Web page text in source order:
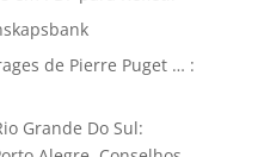
de Pierre Puget … :
Grande Do Sul: